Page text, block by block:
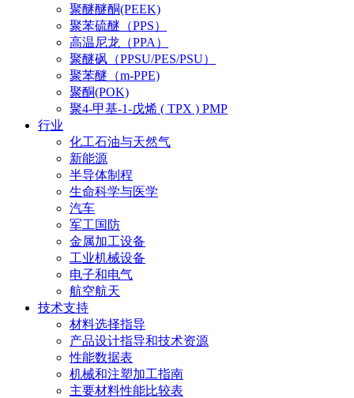
聚醚醚酮(PEEK)
聚苯硫醚（PPS）
高温尼龙（PPA）
聚醚砜（PPSU/PES/PSU）
聚苯醚（m-PPE)
聚酮(POK)
聚4-甲基-1-戊烯 ( TPX ) PMP
行业
化工石油与天然气
新能源
半导体制程
生命科学与医学
汽车
军工国防
金属加工设备
工业机械设备
电子和电气
航空航天
技术支持
材料选择指导
产品设计指导和技术资源
性能数据表
机械和注塑加工指南
主要材料性能比较表